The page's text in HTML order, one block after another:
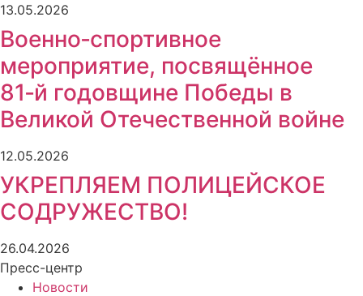
13.05.2026
Военно‑спортивное
мероприятие, посвящённое
81‑й годовщине Победы в
Великой Отечественной войне
12.05.2026
УКРЕПЛЯЕМ ПОЛИЦЕЙСКОЕ
СОДРУЖЕСТВО!
26.04.2026
Пресс-центр
Новости